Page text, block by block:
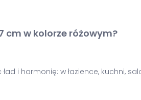
cm w kolorze różowym?
i harmonię: w łazience, kuchni,